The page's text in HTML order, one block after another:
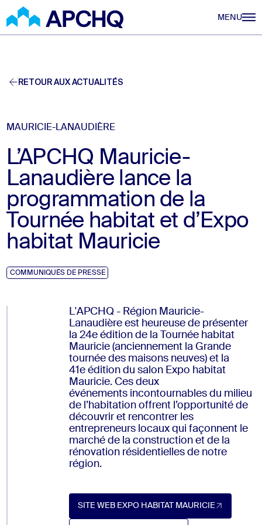
MENU
RETOUR AUX ACTUALITÉS
MAURICIE-LANAUDIÈRE
L’APCHQ Mauricie-
Lanaudière lance la
programmation de la
Tournée habitat et d’Expo
habitat Mauricie
COMMUNIQUÉS DE PRESSE
L'APCHQ - Région Mauricie-
Lanaudière est heureuse de présenter
la 24e édition de la Tournée habitat
Mauricie (anciennement la Grande
tournée des maisons neuves) et la
41e édition du salon Expo habitat
Mauricie. Ces deux
événements incontournables du milieu
de l’habitation offrent l’opportunité de
découvrir et rencontrer les
entrepreneurs locaux qui façonnent le
marché de la construction et de la
rénovation résidentielles de notre
région.
SITE WEB EXPO HABITAT MAURICIE
SIte web Expo habitat Mauricie (Ouvre dans un